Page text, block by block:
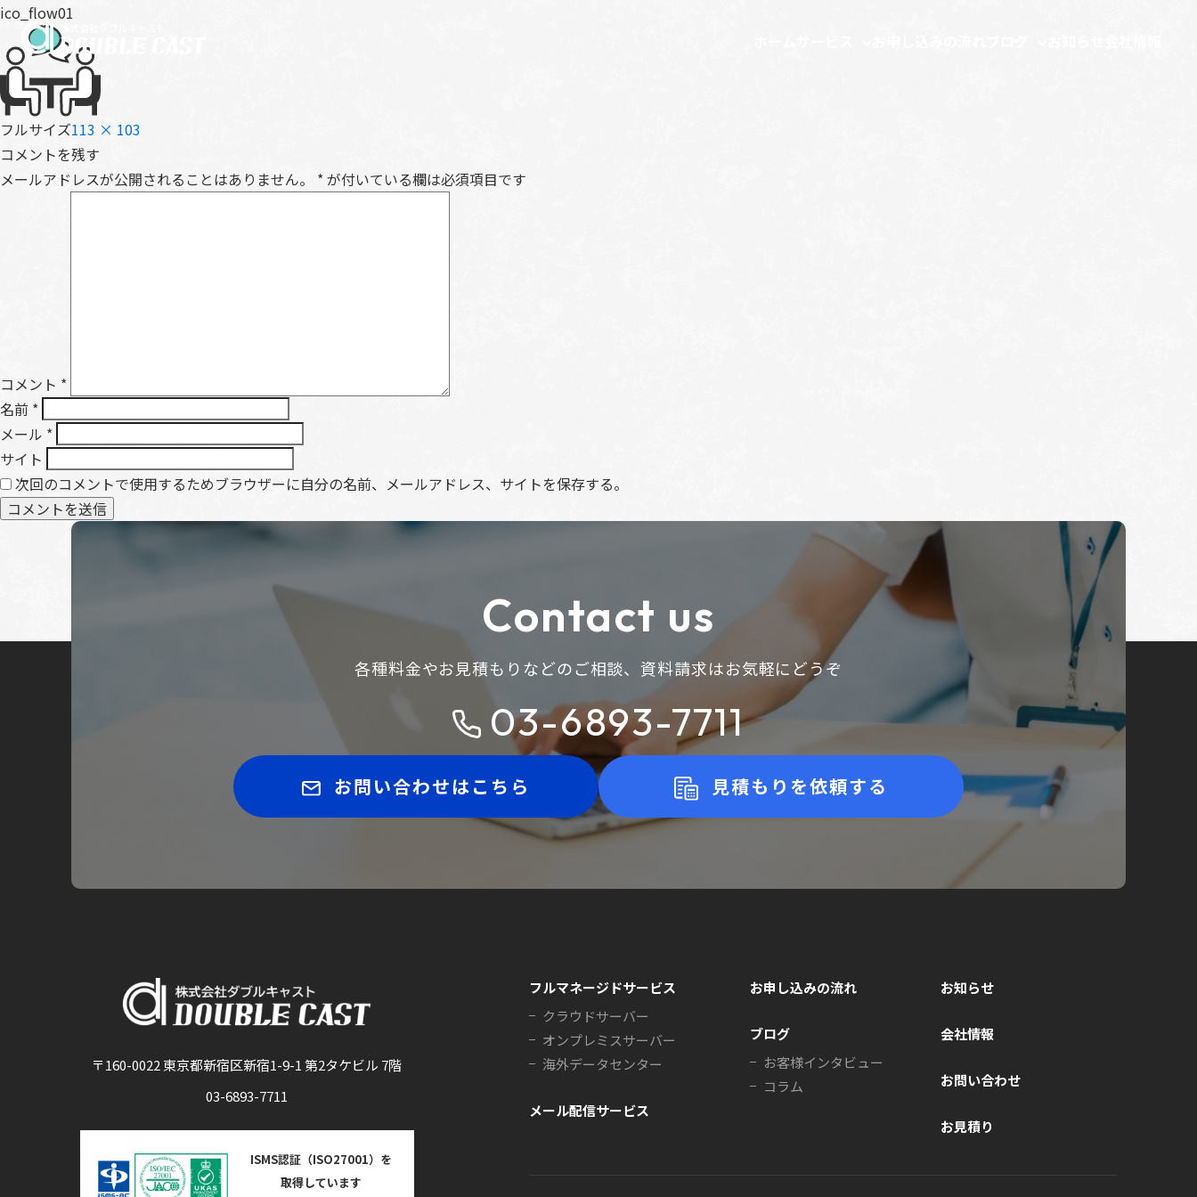
ico_flow01
フルサイズ113 × 103
コメントを残す
メールアドレスが公開されることはありません。
*が付いている欄は必須項目です
コメント *
名前 *
メール *
サイト
次回のコメントで使用するためブラウザーに自分の名前、メールアドレス、サイトを保存する。
Contact us
各種料金やお見積もりなどのご相談、 資料請求はお気軽にどうぞ
03-6893-7711
お問い合わせはこちら 見積もりを依頼する
〒160-0022 東京都新宿区新宿1-9-1 第2タケビル 7階
03-6893-7711
ISMS認証（ISO27001）を
取得しています
フルマネージドサービス
クラウドサーバー
オンプレミスサーバー
海外データセンター
メール配信サービス
お申し込みの流れ
ブログ
お客様インタビュー
コラム
お知らせ
会社情報
お問い合わせ
お見積り